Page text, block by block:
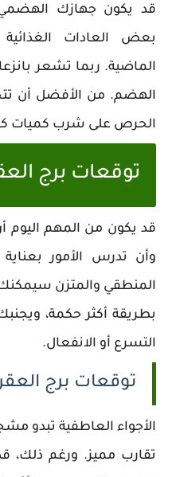
قد يكون جهازك الهضمي
بعض العادات الغذائية
الماضية. ربما تشعر
الهضم. من الأفضل أن
الحرص على شرب كميات
توقعات برج
قد يكون من المهم اليوم
وأن تدرس الأمور بعناية
المنطقي والمتزن
بطريقة أكثر حكمة،
التسرع أو الانفعال.
توقعات برج
الأجواء العاطفية تبدو
تقارب مميز. ورغم ذلك،